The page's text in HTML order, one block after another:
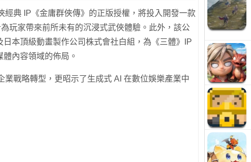
經典 IP《金庸群俠傳》的正版授權，將投入開發一款
玩家帶來前所未有的沉浸式武俠體驗。此外，該公
本頂級動畫製作公司株式會社白組，為《三體》IP
內容領域的佈局。
業戰略轉型，更昭示了生成式 AI 在數位娛樂產業中